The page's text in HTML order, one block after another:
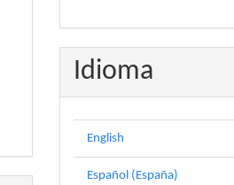
Idioma
English
Español (España)